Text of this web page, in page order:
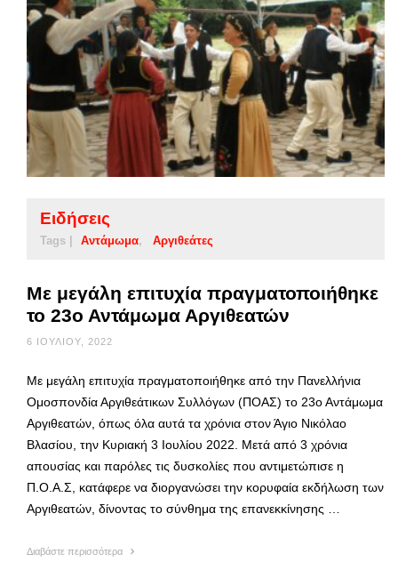
Ειδήσεις
Tags | Αντάμωμα Αργιθεάτες
Με μεγάλη επιτυχία πραγματοποιήθηκε
το 23ο Αντάμωμα Αργιθεατών
6 ΙΟΥΛΊΟΥ, 2022
Με μεγάλη επιτυχία πραγματοποιήθηκε από την Πανελλήνια
Ομοσπονδία Αργιθεάτικων Συλλόγων (ΠΟΑΣ) το 23ο Αντάμωμα
Αργιθεατών, όπως όλα αυτά τα χρόνια στον Άγιο Νικόλαο
Βλασίου, την Κυριακή 3 Ιουλίου 2022. Μετά από 3 χρόνια
απουσίας και παρόλες τις δυσκολίες που αντιμετώπισε η
Π.Ο.Α.Σ, κατάφερε να διοργανώσει την κορυφαία εκδήλωση των
Αργιθεατών, δίνοντας το σύνθημα της επανεκκίνησης …
Διαβάστε περισσότερα